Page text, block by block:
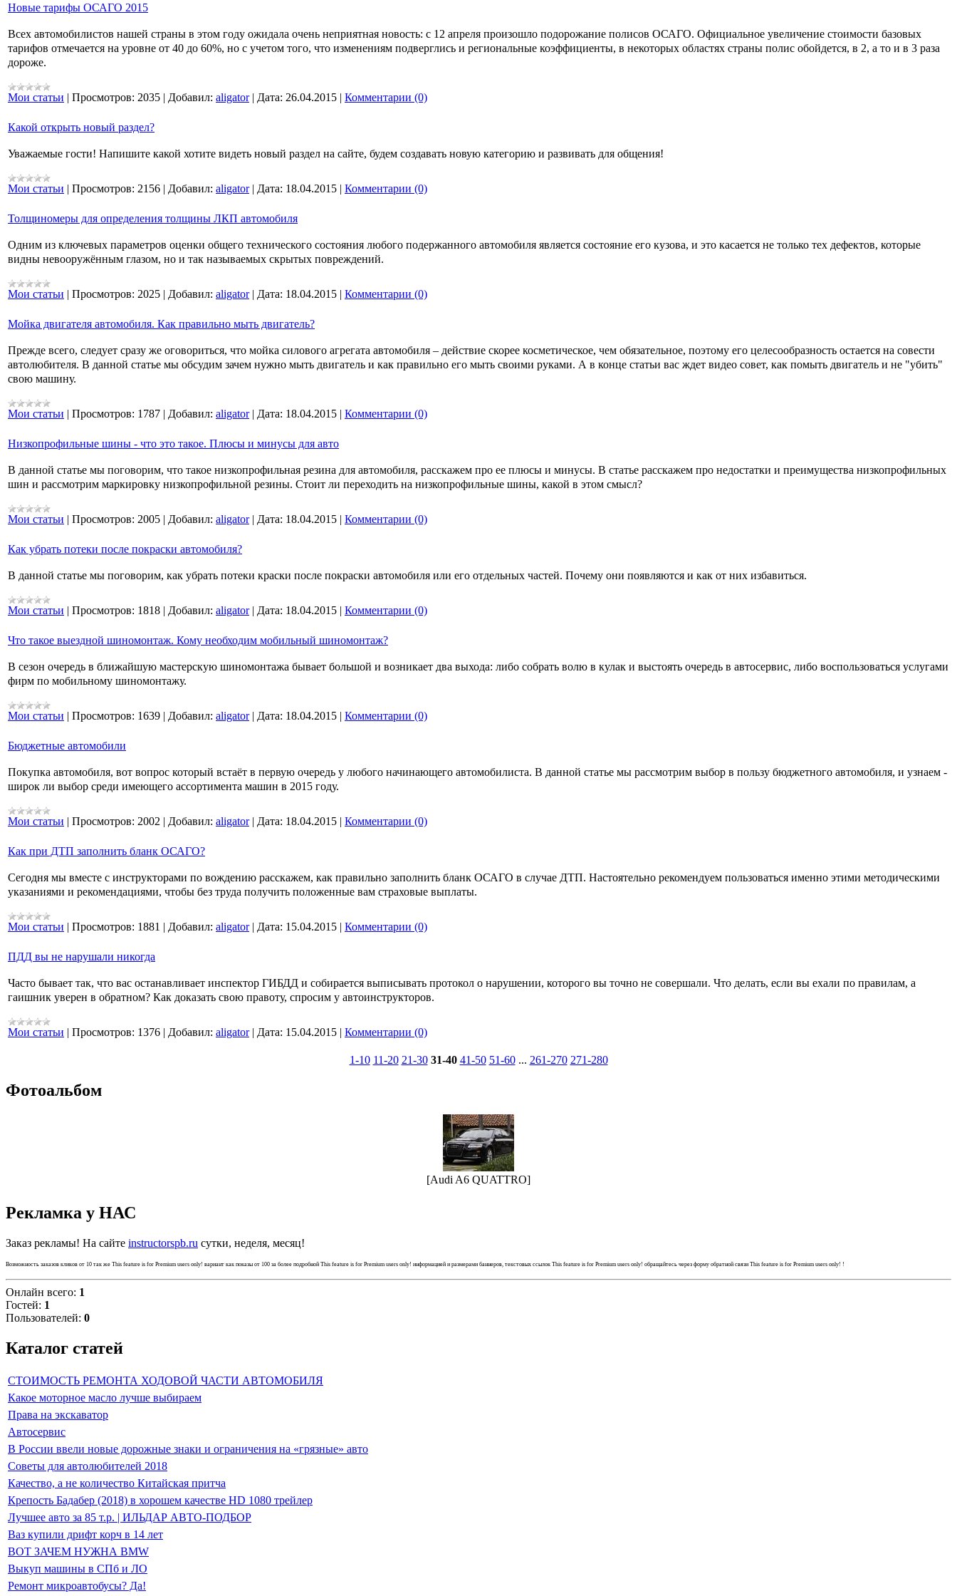
Новые тарифы ОСАГО 2015
Всех автомобилистов нашей страны в этом году ожидала очень неприятная новость: с 12 апреля произошло подорожание полисов ОСАГО. Официальное увеличение стоимости базовых
тарифов отмечается на уровне от 40 до 60%, но с учетом того, что изменениям подверглись и региональные коэффициенты, в некоторых областях страны полис обойдется, в 2, а то и в 3 раза
дороже.
Мои статьи | Просмотров: 2035 | Добавил: aligator| Дата: 26.04.2015 | Комментарии (0)
Какой открыть новый раздел?
Уважаемые гости! Напишите какой хотите видеть новый раздел на сайте, будем создавать новую категорию и развивать для общения!
Мои статьи | Просмотров: 2156 | Добавил: aligator| Дата: 18.04.2015 | Комментарии (0)
Толщиномеры для определения толщины ЛКП автомобиля
Одним из ключевых параметров оценки общего технического состояния любого подержанного автомобиля является состояние его кузова, и это касается не только тех дефектов, которые
видны невооружённым глазом, но и так называемых скрытых повреждений.
Мои статьи | Просмотров: 2025 | Добавил: aligator| Дата: 18.04.2015 | Комментарии (0)
Мойка двигателя автомобиля. Как правильно мыть двигатель?
Прежде всего, следует сразу же оговориться, что мойка силового агрегата автомобиля – действие скорее косметическое, чем обязательное, поэтому его целесообразность остается на совести
автолюбителя. В данной статье мы обсудим зачем нужно мыть двигатель и как правильно его мыть своими руками. А в конце статьи вас ждет видео совет, как помыть двигатель и не "убить"
свою машину.
Мои статьи | Просмотров: 1787 | Добавил: aligator| Дата: 18.04.2015 | Комментарии (0)
Низкопрофильные шины - что это такое. Плюсы и минусы для авто
В данной статье мы поговорим, что такое низкопрофильная резина для автомобиля, расскажем про ее плюсы и минусы. В статье расскажем про недостатки и преимущества низкопрофильных
шин и рассмотрим маркировку низкопрофильной резины. Стоит ли переходить на низкопрофильные шины, какой в этом смысл?
Мои статьи | Просмотров: 2005 | Добавил: aligator| Дата: 18.04.2015 | Комментарии (0)
Как убрать потеки после покраски автомобиля?
В данной статье мы поговорим, как убрать потеки краски после покраски автомобиля или его отдельных частей. Почему они появляются и как от них избавиться.
Мои статьи | Просмотров: 1818 | Добавил: aligator| Дата: 18.04.2015 | Комментарии (0)
Что такое выездной шиномонтаж. Кому необходим мобильный шиномонтаж?
В сезон очередь в ближайшую мастерскую шиномонтажа бывает большой и возникает два выхода: либо собрать волю в кулак и выстоять очередь в автосервис, либо воспользоваться услугами
фирм по мобильному шиномонтажу.
Мои статьи | Просмотров: 1639 | Добавил: aligator| Дата: 18.04.2015 | Комментарии (0)
Бюджетные автомобили
Покупка автомобиля, вот вопрос который встаёт в первую очередь у любого начинающего автомобилиста. В данной статье мы рассмотрим выбор в пользу бюджетного автомобиля, и узнаем -
широк ли выбор среди имеющего ассортимента машин в 2015 году.
Мои статьи | Просмотров: 2002 | Добавил: aligator| Дата: 18.04.2015 | Комментарии (0)
Как при ДТП заполнить бланк ОСАГО?
Сегодня мы вместе с инструкторами по вождению расскажем, как правильно заполнить бланк ОСАГО в случае ДТП. Настоятельно рекомендуем пользоваться именно этими методическими
указаниями и рекомендациями, чтобы без труда получить положенные вам страховые выплаты.
Мои статьи | Просмотров: 1881 | Добавил: aligator| Дата: 15.04.2015 | Комментарии (0)
ПДД вы не нарушали никогда
Часто бывает так, что вас останавливает инспектор ГИБДД и собирается выписывать протокол о нарушении, которого вы точно не совершали. Что делать, если вы ехали по правилам, а
гаишник уверен в обратном? Как доказать свою правоту, спросим у автоинструкторов.
Мои статьи | Просмотров: 1376 | Добавил: aligator| Дата: 15.04.2015 | Комментарии (0)
1-10 11-20 21-30 31-40 41-50 51-60 ... 261-270 271-280
Фотоальбом
[Audi A6 QUATTRO]
Рекламка у НАС
Заказ рекламы! На сайте instructorspb.ru сутки, неделя, месяц!
Возможность заказов кликов от 10 так же This feature is for Premium users only! вариант как показы от 100 за более подробной This feature is for Premium users only! информацией и размерами баннеров, текстовых ссылок This feature is for Premium users only! обращайтесь через форму обратной связи This feature is for Premium users only! !
Онлайн всего: 1
Гостей: 1
Пользователей: 0
Каталог статей
СТОИМОСТЬ РЕМОНТА ХОДОВОЙ ЧАСТИ АВТОМОБИЛЯ
Какое моторное масло лучше выбираем
Права на экскаватор
Автосервис
В России ввели новые дорожные знаки и ограничения на «грязные» авто
Советы для автолюбителей 2018
Качество, а не количество Китайская притча
Крепость Бадабер (2018) в хорошем качестве HD 1080 трейлер
Лучшее авто за 85 т.р. | ИЛЬДАР АВТО-ПОДБОР
Ваз купили дрифт корч в 14 лет
ВОТ ЗАЧЕМ НУЖНА BMW
Выкуп машины в СПб и ЛО
Ремонт микроавтобусы? Да!